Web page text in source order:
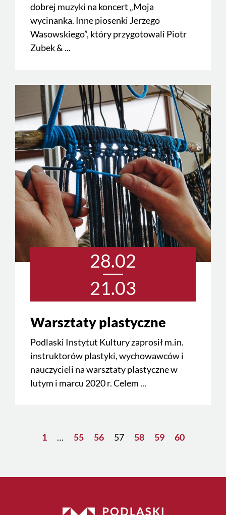
dobrej muzyki na koncert „Moja
wycinanka. Inne piosenki Jerzego
Wasowskiego”, który przygotowali Piotr
Zubek & ...
28.02
21.03
Warsztaty plastyczne
Podlaski Instytut Kultury zaprosił m.in.
instruktorów plastyki, wychowawców i
nauczycieli na warsztaty plastyczne w
lutym i marcu 2020 r. Celem ...
1 … 55 56 57 58 59 60